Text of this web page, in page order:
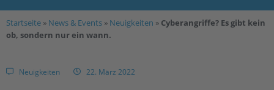
Startseite » News & Events » Neuigkeiten » Cyberangriffe? Es gibt kein
ob, sondern nur ein wann.
Neuigkeiten 22. März 2022